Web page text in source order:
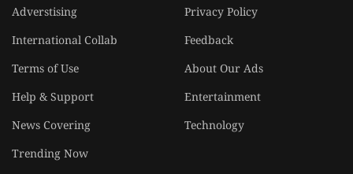
Adverstising
Privacy Policy
International Collab
Feedback
Terms of Use
About Our Ads
Help & Support
Entertainment
News Covering
Technology
Trending Now